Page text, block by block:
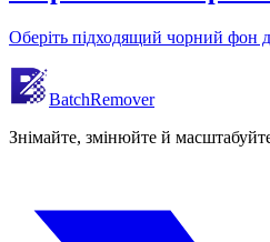
Оберіть підходящий чорний фон
BatchRemover
Знімайте, змінюйте й